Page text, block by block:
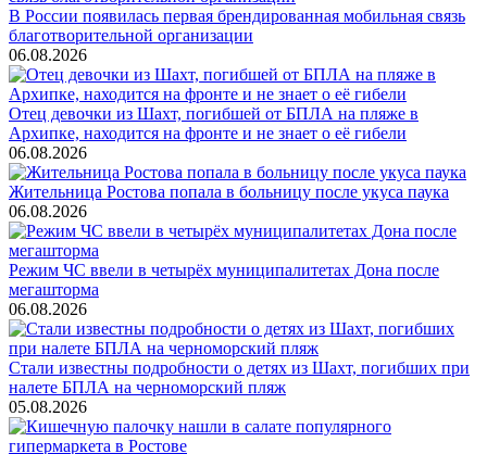
В России появилась первая брендированная мобильная связь
благотворительной организации
06.08.2026
Отец девочки из Шахт, погибшей от БПЛА на пляже в
Архипке, находится на фронте и не знает о её гибели
06.08.2026
Жительница Ростова попала в больницу после укуса паука
06.08.2026
Режим ЧС ввели в четырёх муниципалитетах Дона после
мегашторма
06.08.2026
Стали известны подробности о детях из Шахт, погибших при
налете БПЛА на черноморский пляж
05.08.2026